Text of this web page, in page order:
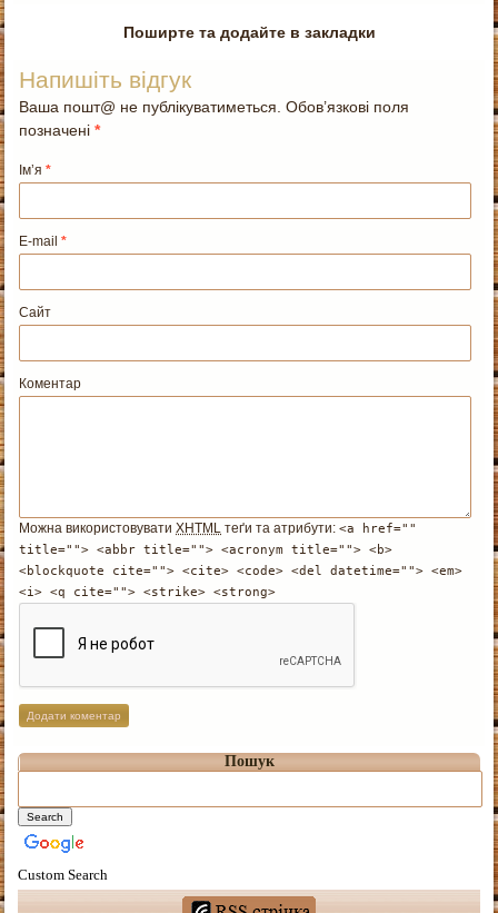
Поширте та додайте в закладки
Напишіть відгук
Ваша пошт@ не публікуватиметься. Обов’язкові поля
позначені*
Ім’я*
E-mail*
Сайт
Коментар
Можна використовуватиXHTML теґи та атрибути:<a href=""
title=""> <abbr title=""> <acronym title=""> <b>
<blockquote cite=""> <cite> <code> <del datetime=""> <em>
<i> <q cite=""> <strike> <strong>
Пошук
Custom Search